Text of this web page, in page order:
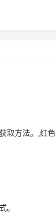
取方法。,红色
。